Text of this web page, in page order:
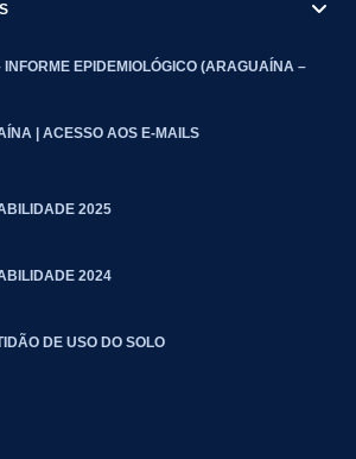
EPIDEMIOLÓGICO (ARAGUAÍNA –
| ACESSO AOS E-MAILS
2025
2024
DE USO DO SOLO